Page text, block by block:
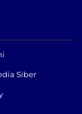
Siber